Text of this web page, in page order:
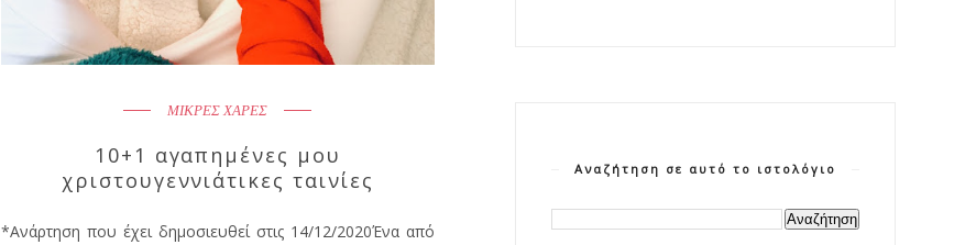
ΜΙΚΡΕΣ ΧΑΡΕΣ
10+1 αγαπημένες μου
χριστουγεννιάτικες ταινίες
*Ανάρτηση που έχει δημοσιευθεί στις 14/12/2020Ένα από
Αναζήτηση σε αυτό το ιστολόγιο